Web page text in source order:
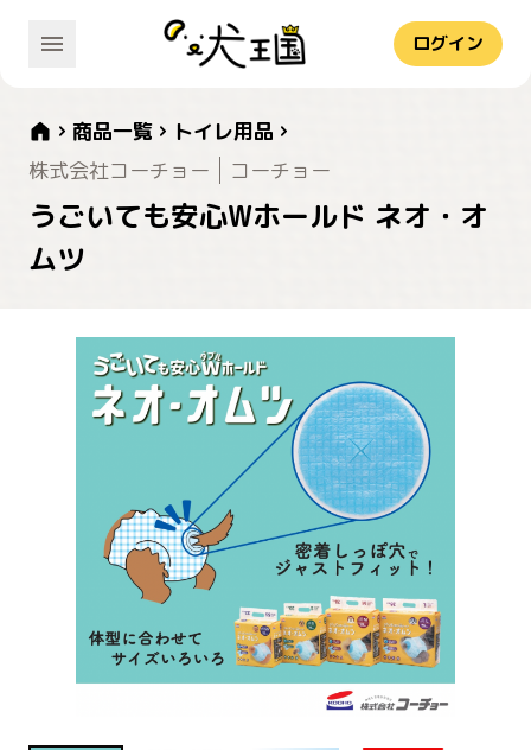
ログイン
商品一覧
トイレ用品
株式会社コーチョー
コーチョー
うごいても安心Wホールド ネオ・オ
ムツ